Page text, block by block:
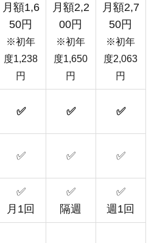
月額1,6
50円
※初年
度1,238
円
月額2,2
00円
※初年
度1,650
円
月額2,7
50円
※初年
度2,063
円
✅ ✅ ✅
✅ ✅ ✅
✅
月1回
✅
隔週
✅
週1回